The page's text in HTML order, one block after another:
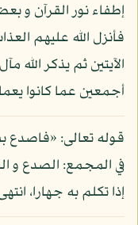
إطفاء نور القرآن و
فأنزل الله عليهم
الآيتين ثم يذكر الله
أجمعين عما كانوا
قوله تعالى: «فاصدع
في المجمع: الصدع و
إذا تكلم به جهارا،